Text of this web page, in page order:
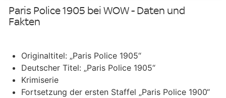
Paris Police 1905 bei WOW - Daten und
Fakten
Originaltitel: „Paris Police 1905“
Deutscher Titel: „Paris Police 1905“
Krimiserie
Fortsetzung der ersten Staffel „Paris Police 1900“